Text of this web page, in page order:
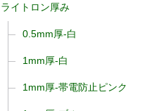
ライトロン厚み
0.5mm厚-白
1mm厚-白
1mm厚-帯電防止ピンク